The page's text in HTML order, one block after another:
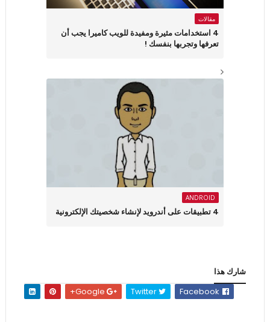
مقالات
4 استخدامات مثيرة ومفيدة للويب كاميرا يجب أن
تعرفها وتجربها بنفسك !
ANDROID
4 تطبيقات على أندرويد لإنشاء شخصيتك الإلكترونية
شارك هذا
Twitter